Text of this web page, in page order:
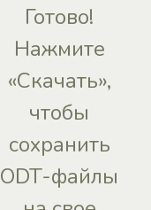
Готово!
Нажмите
«Скачать»,
чтобы
сохранить
ODT-файлы